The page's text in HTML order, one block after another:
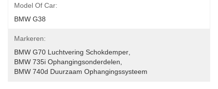
Model Of Car:
BMW G38
Markeren:
BMW G70 Luchtvering Schokdemper
BMW 735i Ophangingsonderdelen
BMW 740d Duurzaam Ophangingssysteem